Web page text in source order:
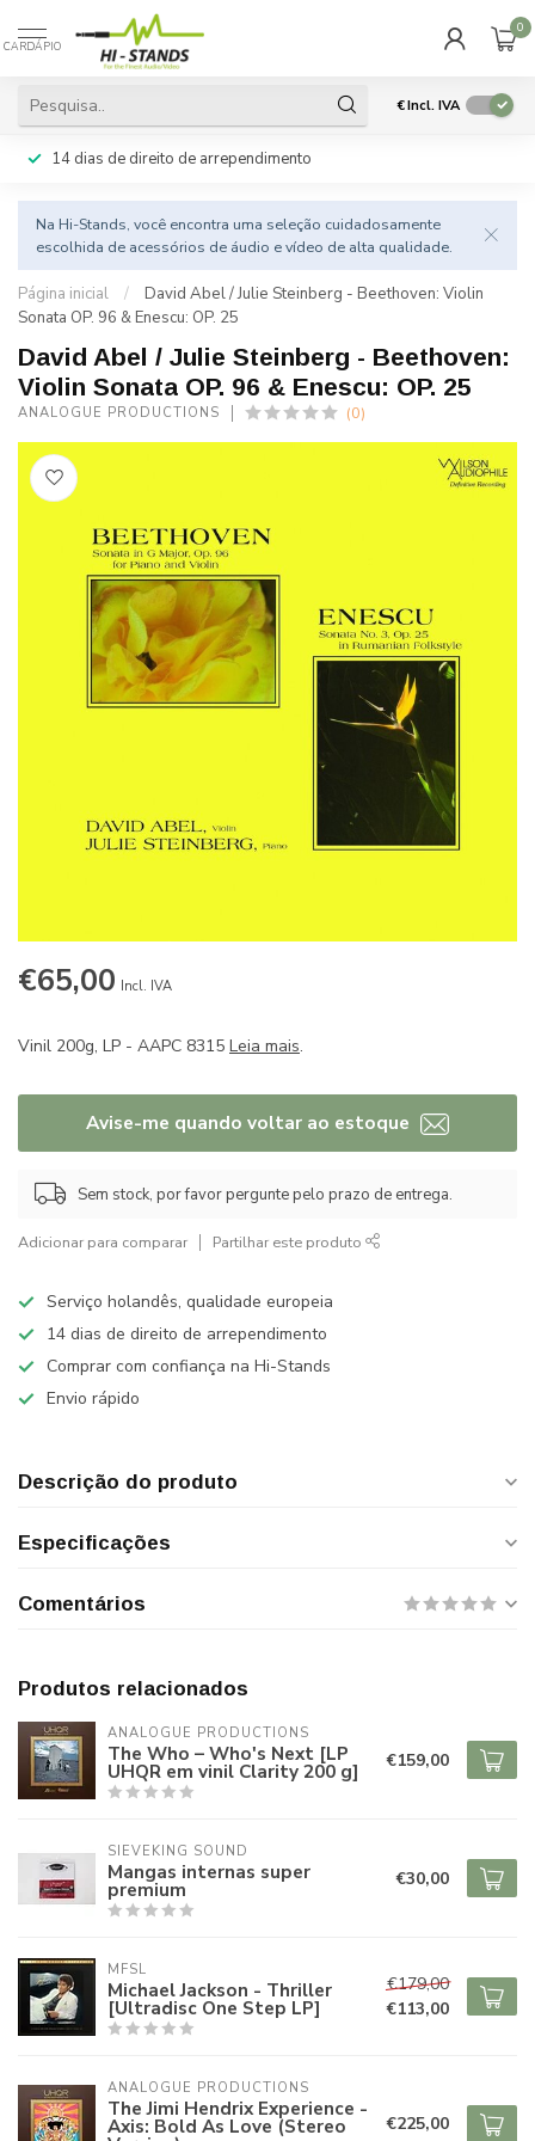
CARDÁPIO
0
€Incl. IVA
14 dias de direito de arrependimento
Na Hi-Stands, você encontra uma seleção cuidadosamente
escolhida de acessórios de áudio e vídeo de alta qualidade.
Página inicial /
David Abel / Julie Steinberg - Beethoven: Violin
Sonata OP. 96 & Enescu: OP. 25
David Abel / Julie Steinberg - Beethoven:
Violin Sonata OP. 96 & Enescu: OP. 25
ANALOGUE PRODUCTIONS (0)
€65,00 Incl. IVA
Vinil 200g, LP - AAPC 8315 Leia mais.
Avise-me quando voltar ao estoque
Sem stock, por favor pergunte pelo prazo de entrega.
Adicionar para comparar Partilhar este produto
Serviço holandês, qualidade europeia
14 dias de direito de arrependimento
Comprar com confiança na Hi-Stands
Envio rápido
Descrição do produto
Especificações
Comentários
Produtos relacionados
ANALOGUE PRODUCTIONS
The Who – Who's Next [LP
UHQR em vinil Clarity 200 g] €159,00
SIEVEKING SOUND
Mangas internas super
premium €30,00
MFSL
Michael Jackson - Thriller
[Ultradisc One Step LP]
€179,00
€113,00
ANALOGUE PRODUCTIONS
The Jimi Hendrix Experience -
Axis: Bold As Love (Stereo €225,00